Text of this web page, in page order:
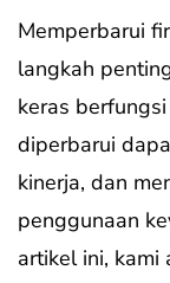
Memperbarui
langkah
keras
diperbarui
kinerja, dan
penggunaan
artikel ini, kami